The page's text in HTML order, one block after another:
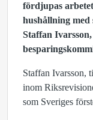
fördjupas
hushållning med
Staffan
Staffan Ivarsson,
inom
som Sveriges